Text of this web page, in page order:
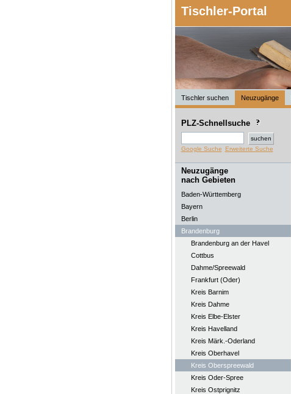
Tischler-Portal
Tischler suchen Neuzugänge
PLZ-Schnellsuche
Google Suche Erweiterte Suche
Neuzugänge
nach Gebieten
Baden-Württemberg
Bayern
Berlin
Brandenburg
Brandenburg an der Havel
Cottbus
Dahme/Spreewald
Frankfurt (Oder)
Kreis Barnim
Kreis Dahme
Kreis Elbe-Elster
Kreis Havelland
Kreis Märk.-Oderland
Kreis Oberhavel
Kreis Oberspreewald
Kreis Oder-Spree
Kreis Ostprignitz